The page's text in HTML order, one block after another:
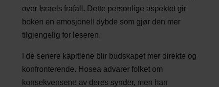
over Israels frafall. Dette personlige aspektet gir
boken en emosjonell dybde som gjør den mer
tilgjengelig for leseren.
I de senere kapitlene blir budskapet mer direkte og
konfronterende. Hosea advarer folket om
konsekvensene av deres synder, men han